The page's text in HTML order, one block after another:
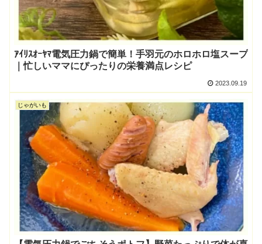
ｱｲﾘｽｵｰﾔﾏ電気圧力鍋で簡単！手羽元のホロホロ塩スープ
｜忙しいママにぴったりの栄養満点レシピ
2023.09.19
じゃがいも